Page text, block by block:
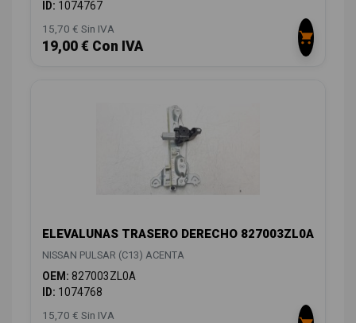
ID: 1074767
15,70 € Sin IVA
19,00 € Con IVA
ELEVALUNAS TRASERO DERECHO 827003ZL0A
NISSAN PULSAR (C13) ACENTA
OEM: 827003ZL0A
ID: 1074768
15,70 € Sin IVA